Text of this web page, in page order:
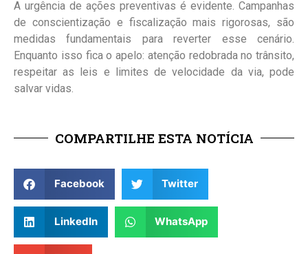
A urgência de ações preventivas é evidente. Campanhas
de conscientização e fiscalização mais rigorosas, são
medidas fundamentais para reverter esse cenário.
Enquanto isso fica o apelo: atenção redobrada no trânsito,
respeitar as leis e limites de velocidade da via, pode
salvar vidas.
COMPARTILHE ESTA NOTÍCIA
Facebook Twitter
LinkedIn WhatsApp